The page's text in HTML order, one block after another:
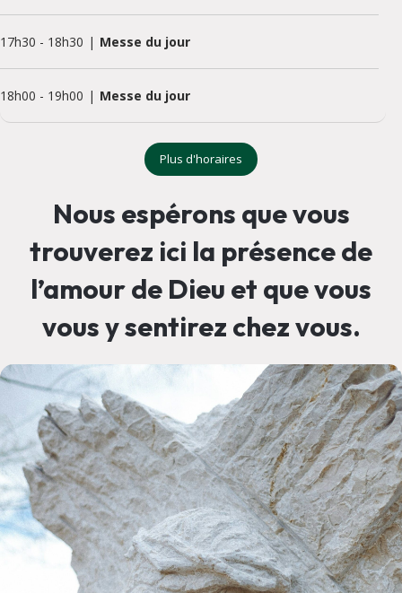
17h30 - 18h30 Messe du jour
18h00 - 19h00 Messe du jour
Plus d'horaires
Nous espérons que vous
trouverez ici la présence de
l’amour de Dieu et que vous
vous y sentirez chez vous.